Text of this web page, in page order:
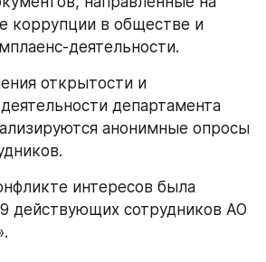
коррупции в обществе и
деятельности.
открытости и
департамента
анонимные опросы
интересов была
действующих сотрудников АО